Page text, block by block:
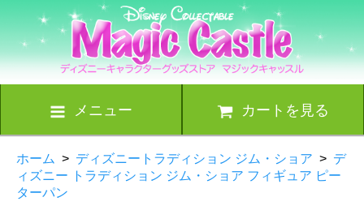
メニュー カートを見る
ホーム > ディズニートラディション ジム・ショア > デ
ィズニー トラディション ジム・ショア フィギュア ピー
ターパン